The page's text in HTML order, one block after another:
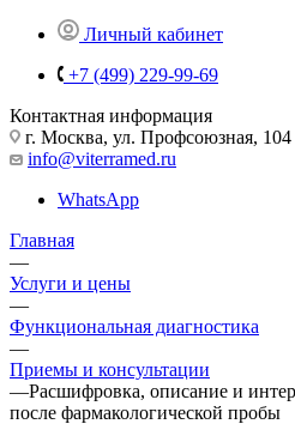
Личный кабинет
+7 (499) 229-99-69
Контактная информация
г. Москва, ул. Профсоюзная, 104
info@viterramed.ru
WhatsApp
Главная
—
Услуги и цены
—
Функциональная диагностика
—
Приемы и консультации
—Расшифровка, описание и
после фармакологической пробы